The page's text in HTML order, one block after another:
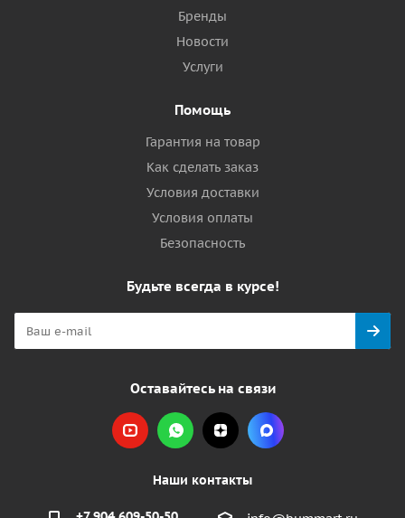
Бренды
Новости
Услуги
Помощь
Гарантия на товар
Как сделать заказ
Условия доставки
Условия оплаты
Безопасность
Будьте всегда в курсе!
Оставайтесь на связи
Наши контакты